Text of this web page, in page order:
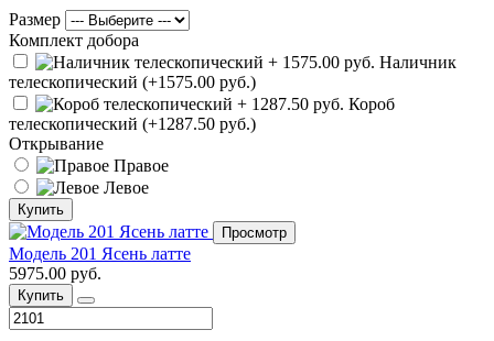
Размер
Комплект добора
Наличник
телескопический (+1575.00 руб.)
Короб
телескопический (+1287.50 руб.)
Открывание
Правое
Левое
Купить
Просмотр
Модель 201 Ясень латте
5975.00 руб.
Купить